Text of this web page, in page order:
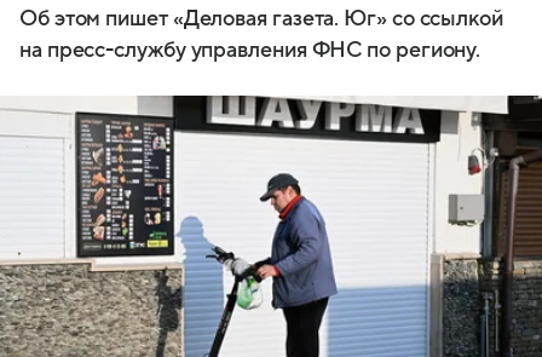
Об этом пишет «Деловая газета. Юг» со ссылкой
на пресс-службу управления ФНС по региону.